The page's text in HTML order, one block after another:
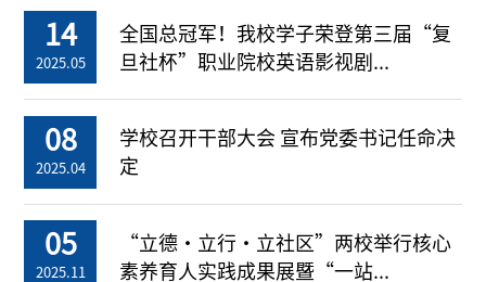
14
2025.05
全国总冠军！我校学子荣登第三届“复
旦社杯”职业院校英语影视剧...
08
2025.04
学校召开干部大会 宣布党委书记任命决
定
05
2025.11
“立德・立行・立社区”两校举行核心
素养育人实践成果展暨“一站...